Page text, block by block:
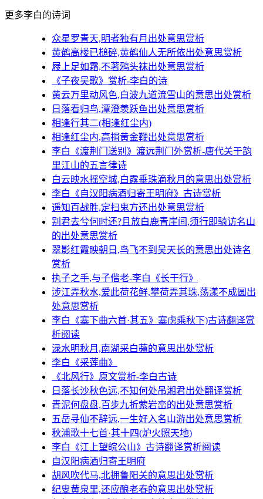
更多李白的诗词
众星罗青天,明者独有月出处意思赏析
黄鹤高楼已槌碎,黄鹤仙人无所依出处意思赏析
屐上足如霜,不著鸦头袜出处意思赏析
《子夜吴歌》赏析-李白的诗
黄云万里动风色,白波九道流雪山的意思出处赏析
日落看归鸟,潭澄羡跃鱼出处意思赏析
相逢行其二(相逢红尘内)
相逢红尘内,高揖黄金鞭出处意思赏析
李白《渡荆门送别》渡远荆门外赏析-唐代关于韵
里江山的五言律诗
白云映水摇空城,白露垂珠滴秋月的意思出处赏析
李白《自汉阳病酒归寄王明府》古诗赏析
遥知百战胜,定扫鬼方还出处意思赏析
别君去兮何时还?且放白鹿青崖间,须行即骑访名山
的出处意思赏析
翠影红霞映朝日,鸟飞不到吴天长的意思出处诗名
赏析
执子之手,与子偕老-李白《长干行》
涉江弄秋水,爱此荷花鲜,攀荷弄其珠,荡漾不成圆出
处意思赏析
李白《塞下曲六首·其五》塞虏乘秋下)古诗翻译赏
析阅读
渌水明秋月,南湖采白蘋的意思出处赏析
李白《采莲曲》
《北风行》原文赏析-李白古诗
日落长沙秋色远,不知何处吊湘君出处翻译赏析
青泥何盘盘,百步九折萦岩峦的出处意思赏析
五岳寻仙不辞远,一生好入名山游出处意思赏析
秋浦歌十七首·其十四(炉火照天地)
李白《江上望皖公山》古诗翻译赏析阅读
自汉阳病酒归寄王明府
胡风吹代马,北拥鲁阳关的意思出处赏析
纪叟黄泉里,还应酿老春的意思出处赏析